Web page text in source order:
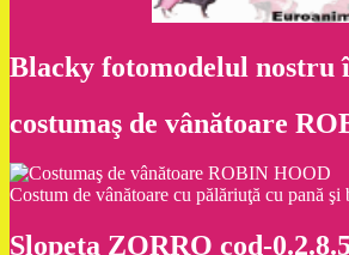
Blacky fotomodelul nostru
costumaş de vânătoare
Costum de vânătoare cu pălăriuţă cu pană şi
Slopeta ZORRO cod-